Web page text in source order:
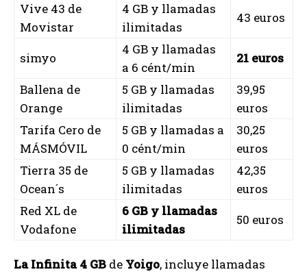
Vive 43 de
Movistar
4 GB y llamadas
ilimitadas
43 euros
simyo
4 GB y llamadas
a 6 cént/min
21 euros
Ballena de
Orange
5 GB y llamadas
ilimitadas
39,95
euros
Tarifa Cero de
MÁSMÓVIL
5 GB y llamadas a
0 cént/min
30,25
euros
Tierra 35 de
Ocean´s
5 GB y llamadas
ilimitadas
42,35
euros
Red XL de
Vodafone
6 GB y llamadas
ilimitadas
50 euros
La Infinita 4 GB de Yoigo, incluye llamadas